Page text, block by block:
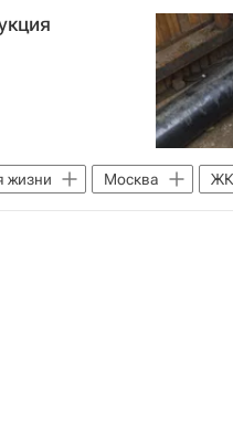
жизни Москва
хозяйство Москвы